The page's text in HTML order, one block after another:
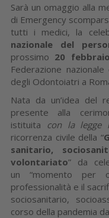
Sarà un omaggio alla
di Emergency
tutti i medici, la
nazionale del
prossimo 20
Federazione
degli Odontoiatri a
Nata da un’idea del
presente alla
istituita
con la legge
ricorrenza civile della “
sanitario,
volontariato” da
un “momento per
professionalità e il
sociosanitario,
corso della pandemia